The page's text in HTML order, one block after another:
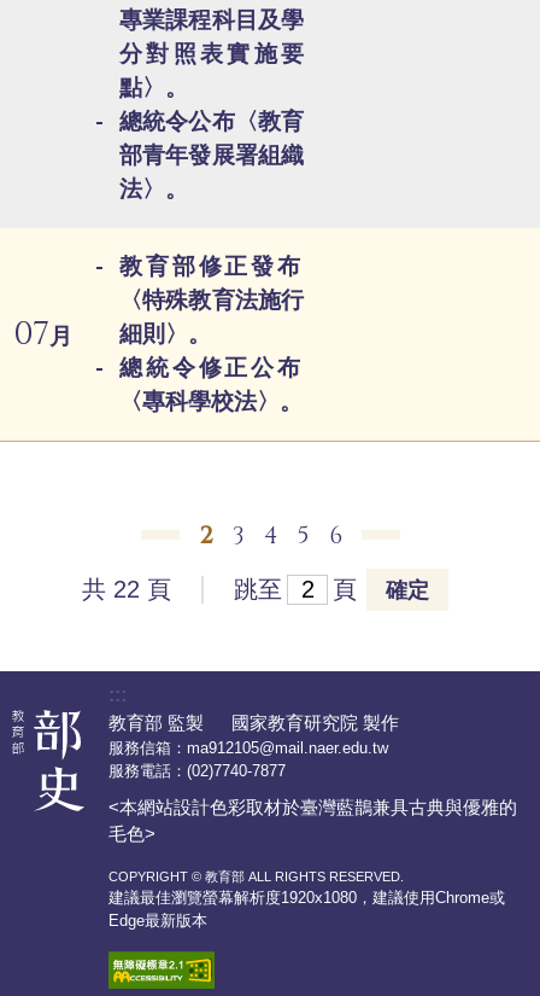
專業課程科目及學
分對照表實施要
點〉。
總統令公布〈教育
部青年發展署組織
法〉。
07月
教育部修正發布
〈特殊教育法施行
細則〉。
總統令修正公布
〈專科學校法〉。
2 3 4 5 6
共 22 頁 跳至 頁 確定
:::
教育部 監製 國家教育研究院 製作
服務信箱： ma912105@mail.naer.edu.tw
服務電話： (02)7740-7877
<本網站設計色彩取材於臺灣藍鵲兼具古典與優雅的
毛色>
COPYRIGHT © 教育部 ALL RIGHTS RESERVED.
建議最佳瀏覽螢幕解析度1920x1080，建議使用Chrome或
Edge最新版本